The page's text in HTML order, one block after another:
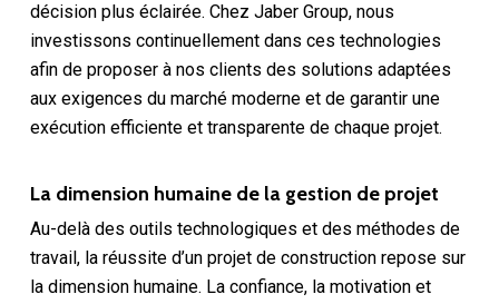
décision plus éclairée. Chez Jaber Group, nous
investissons continuellement dans ces technologies
afin de proposer à nos clients des solutions adaptées
aux exigences du marché moderne et de garantir une
exécution efficiente et transparente de chaque projet.
La dimension humaine de la gestion de projet
Au-delà des outils technologiques et des méthodes de
travail, la réussite d’un projet de construction repose sur
la dimension humaine. La confiance, la motivation et